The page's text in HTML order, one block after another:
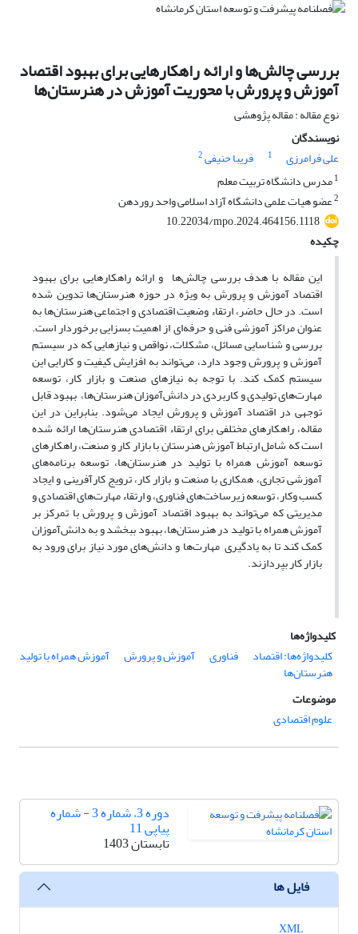
بررسی چالش‌ها و ارائه راهکارهایی برای بهبود اقتصاد
آموزش و پرورش با محوریت آموزش در هنرستان‌ها
نوع مقاله : مقاله پژوهشی
نویسندگان
علی فرامرزی
1 فریبا حنیفی2
1مدرس دانشگاه تربیت معلم
2عضو هیات علمی دانشگاه آزاد اسلامی واحد روردهن
10.22034/mpo.2024.464156.1118
چکیده
این مقاله با هدف بررسی چالش‌ها و ارائه راهکارهایی برای بهبود
اقتصاد آموزش و پرورش به ویژه در حوزه هنرستان‌ها تدوین شده
است. در حال حاضر، ارتقاء وضعیت اقتصادی و اجتماعی هنرستان‌ها به
عنوان مراکز آموزشی فنی و حرفه‌ای از اهمیت بسزایی برخوردار است.
بررسی و شناسایی مسائل، مشکلات، نواقص و نیازهایی که در سیستم
آموزش و پرورش وجود دارد، می‌تواند به افزایش کیفیت و کارایی این
سیستم کمک کند. با توجه به نیازهای صنعت و بازار کار، توسعه
مهارت‌های تولیدی و کاربردی در دانش‌آموزان هنرستان‌ها، بهبود قابل
توجهی در اقتصاد آموزش و پرورش ایجاد می‌شود. بنابراین در این
مقاله، راهکارهای مختلفی برای ارتقاء اقتصادی هنرستان‌ها ارائه شده
است که شامل ارتباط آموزش هنرستان با بازار کار و صنعت، راهکارهای
توسعه آموزش همراه با تولید در هنرستان‌ها، توسعه برنامه‌های
آموزشی تجاری، همکاری با صنعت و بازار کار، ترویج کارآفرینی و ایجاد
کسب وکار، توسعه زیرساخت‌های فناوری، و ارتقاء مهارت‌های اقتصادی و
مدیریتی که می‌تواند به بهبود اقتصاد آموزش و پرورش با تمرکز بر
آموزش همراه با تولید در هنرستان‌ها، بهبود ببخشد و به دانش‌آموزان
کمک کند تا به یادگیری مهارت‌ها و دانش‌های مورد نیاز برای ورود به
بازار کار بپردازند.
کلیدواژه‌ها
کلیدواژه‌ها: اقتصاد
فناوری آموزش و پرورش آموزش همراه با تولید
هنرستان‌ها
موضوعات
علوم اقتصادی
دوره 3، شماره 3 - شماره
پیاپی 11
تابستان 1403
فایل ها